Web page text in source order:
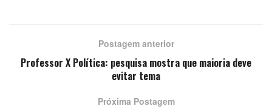
Postagem anterior
Professor X Política: pesquisa mostra que maioria deve
evitar tema
Próxima Postagem